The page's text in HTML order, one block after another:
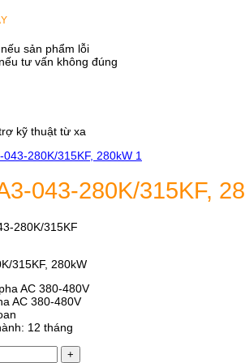
sản phẩm lỗi
tư vấn không đúng
kỹ thuật từ xa
043-280K/315KF,
280K/315KF
315KF, 280kW
AC 380-480V
AC 380-480V
12 tháng